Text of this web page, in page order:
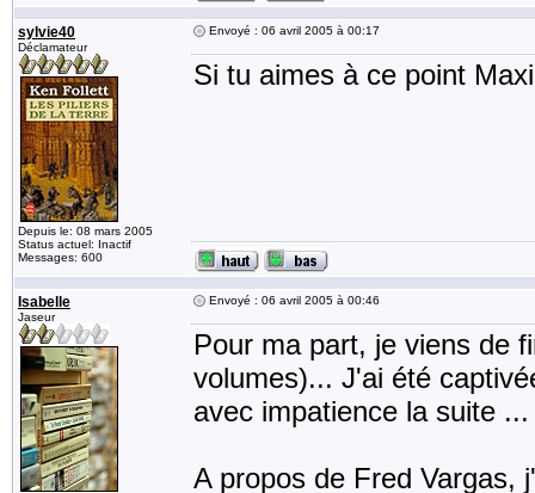
sylvie40
Déclamateur
Depuis le: 08 mars 2005
Status actuel: Inactif
Messages: 600
Envoyé : 06 avril 2005 à 00:17
Si tu aimes à ce point
Isabelle
Jaseur
Envoyé : 06 avril 2005 à 00:46
Pour ma part, je viens de
volumes)... J'ai été
avec impatience la suite
A propos de Fred Vargas,